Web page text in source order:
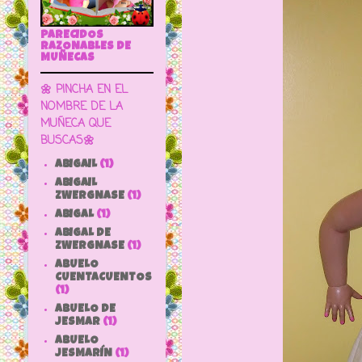
PARECIDOS
RAZONABLES DE
MUÑECAS
🌼 PINCHA EN EL
NOMBRE DE LA
MUÑECA QUE
BUSCAS🌼
ABIGAIL (1)
ABIGAIL
ZWERGNASE (1)
ABIGAL (1)
ABIGAL DE
ZWERGNASE (1)
ABUELO
CUENTACUENTOS
(1)
ABUELO DE
JESMAR (1)
ABUELO
JESMARÍN (1)